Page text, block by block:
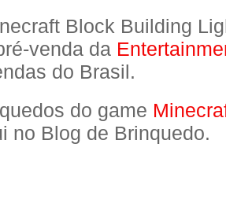
Block Building
venda da
do Brasil.
do game
no Blog de Brinquedo.